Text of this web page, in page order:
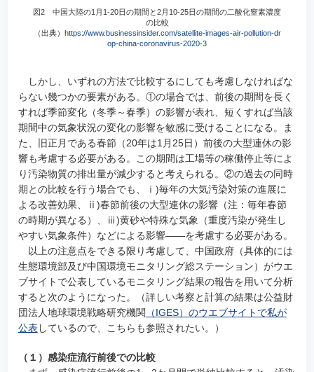
図2 中国大陸の1月1-20日の期間と2月10-25日の期間の二酸化窒素濃度
の比較
（出典） https://www.businessinsider.com/satellite-images-air-pollution-dr
op-china-coronavirus-2020-3
しかし、いずれの方法で比較するにしても考慮しなければな
らない幾つかの要素がある。①の場合では、前後の期間を長く
すれば季節変化（冬季～春季）の影響が表れ、短くすれば当該
期間中の気象状況の変化の影響を敏感に受けることになる。ま
た、旧正月である春節（20年は1月25日）前後の大型連休の影
響も考慮する必要がある。この期間は工場等の稼働停止等によ
り汚染物質の排出量が減少すると考えられる。②の過去の同時
期との比較を行う場合でも、ⅰ)毎年の大気汚染対策の進展に
よる改善効果、ⅱ)春節前後の大型連休の影響（注：毎年春節
の時期が異なる）、ⅲ)黄砂や特殊な気象（重度汚染が発生し
やすい気象条件）などによる影響――を考慮する必要がある。
以上の注意点をできる限り考慮して、中国政府（具体的には
生態環境部及び中国環境モニタリング総ステーション）がウエ
ブサイトで公表しているモニタリング結果の報告を用いて分析
すると次のようになった。（詳しい考察と計算の結果は公益財
団法人地球環境戦略研究機関 （IGES）のウエブサイトで私が
公表 しているので、こちらも参照されたい。）
（１）感染症流行前後での比較